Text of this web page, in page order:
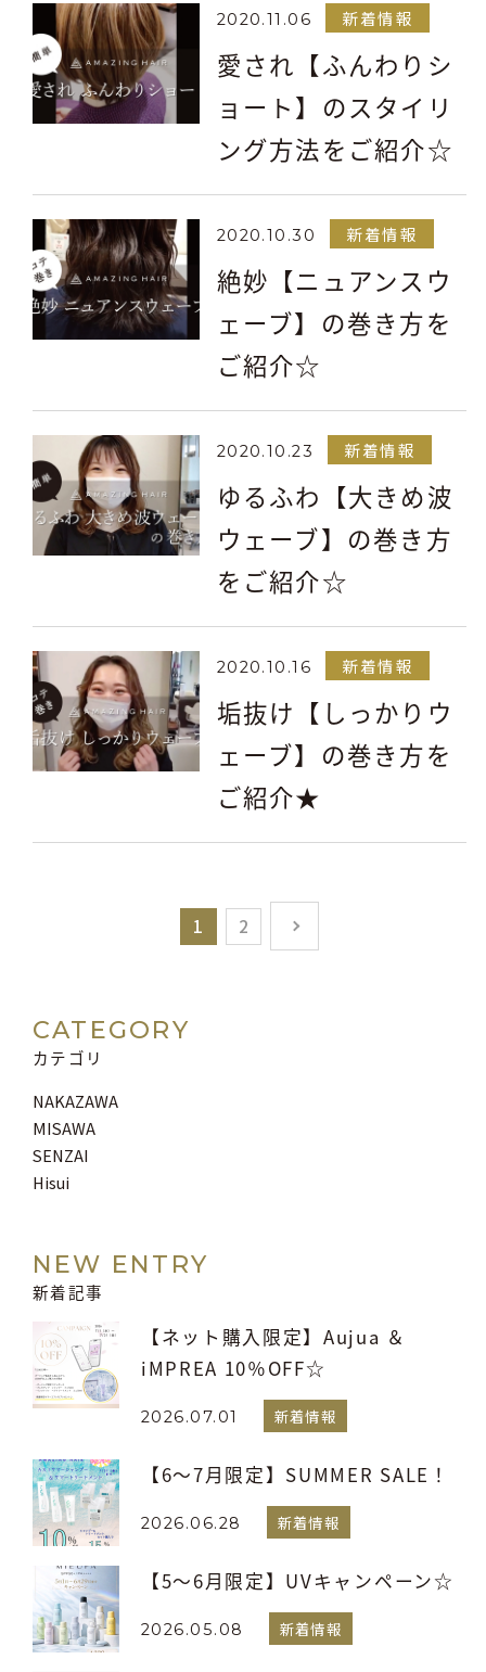
2020.11.06 新着情報
愛され【ふんわりシ
ョート】のスタイリ
ング方法をご紹介☆
2020.10.30 新着情報
絶妙【ニュアンスウ
ェーブ】の巻き方を
ご紹介☆
2020.10.23 新着情報
ゆるふわ【大きめ波
ウェーブ】の巻き方
をご紹介☆
2020.10.16 新着情報
垢抜け【しっかりウ
ェーブ】の巻き方を
ご紹介★
1 2
CATEGORY
カテゴリ
NAKAZAWA
MISAWA
SENZAI
Hisui
NEW ENTRY
新着記事
【ネット購入限定】Aujua ＆
iMPREA 10％OFF☆
2026.07.01 新着情報
【6～7月限定】SUMMER SALE！
2026.06.28 新着情報
【5～6月限定】UVキャンペーン☆
2026.05.08 新着情報